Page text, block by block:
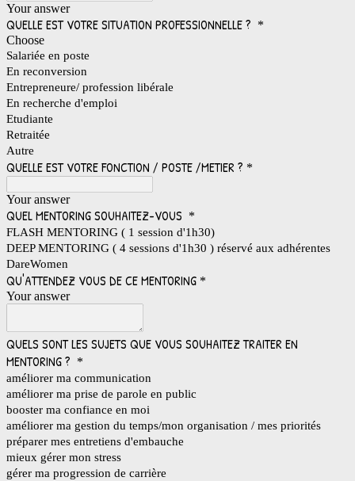
Your answer
QUELLE EST VOTRE SITUATION PROFESSIONNELLE ? *
Choose
Salariée en poste
En reconversion
Entrepreneure/ profession libérale
En recherche d'emploi
Etudiante
Retraitée
Autre
QUELLE EST VOTRE FONCTION / POSTE /METIER ? *
Your answer
QUEL MENTORING SOUHAITEZ-VOUS *
FLASH MENTORING ( 1 session d'1h30)
DEEP MENTORING ( 4 sessions d'1h30 ) réservé aux adhérentes
DareWomen
QU'ATTENDEZ VOUS DE CE MENTORING *
Your answer
QUELS SONT LES SUJETS QUE VOUS SOUHAITEZ TRAITER EN
MENTORING ? *
améliorer ma communication
améliorer ma prise de parole en public
booster ma confiance en moi
améliorer ma gestion du temps/mon organisation / mes priorités
préparer mes entretiens d'embauche
mieux gérer mon stress
gérer ma progression de carrière